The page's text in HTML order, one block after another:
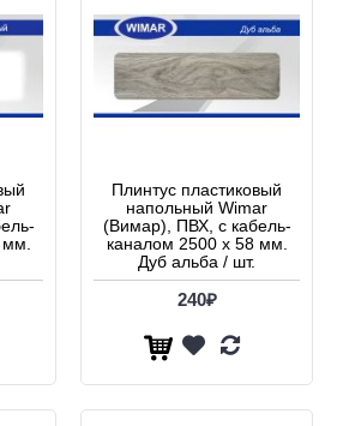
Плинтус пластиковый
напольный Wimar
(Вимар), ПВХ, с кабель-
каналом 2500 х 58 мм.
Дуб альба / шт.
240₽